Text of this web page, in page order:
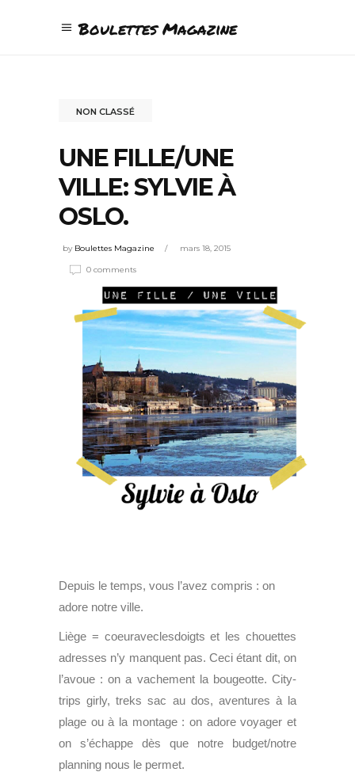
Boulettes Magazine
NON CLASSÉ
UNE FILLE/UNE
VILLE: SYLVIE À
OSLO.
by Boulettes Magazine mars 18, 2015
0 comments
Depuis le temps, vous l’avez compris : on
adore notre ville.
Liège = coeuraveclesdoigts et les chouettes
adresses n’y manquent pas. Ceci étant dit, on
l’avoue : on a vachement la bougeotte. City-
trips girly, treks sac au dos, aventures à la
plage ou à la montage : on adore voyager et
on s’échappe dès que notre budget/notre
planning nous le permet.